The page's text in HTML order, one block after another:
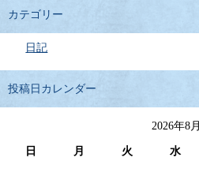
カテゴリー
日記
投稿日カレンダー
2026年8月
日 月 火 水